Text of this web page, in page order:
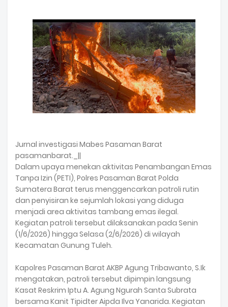
Jurnal investigasi Mabes Pasaman Barat
pasamanbarat._||
Dalam upaya menekan aktivitas Penambangan Emas
Tanpa Izin (PETI), Polres Pasaman Barat Polda
Sumatera Barat terus menggencarkan patroli rutin
dan penyisiran ke sejumlah lokasi yang diduga
menjadi area aktivitas tambang emas ilegal.
Kegiatan patroli tersebut dilaksanakan pada Senin
(1/6/2026) hingga Selasa (2/6/2026) di wilayah
Kecamatan Gunung Tuleh.
Kapolres Pasaman Barat AKBP Agung Tribawanto, S.Ik
mengatakan, patroli tersebut dipimpin langsung
Kasat Reskrim Iptu A. Agung Ngurah Santa Subrata
bersama Kanit Tipidter Aipda Ilva Yanarida. Kegiatan